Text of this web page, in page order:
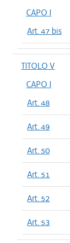
CAPO I
Art. 47 bis
TITOLO V
CAPO I
Art. 48
Art. 49
Art. 50
Art. 51
Art. 52
Art. 53